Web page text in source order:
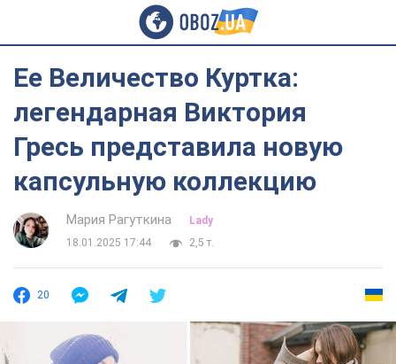
Ее Величество Куртка:
легендарная Виктория
Гресь представила новую
капсульную коллекцию
Мария Рагуткина
Lady
18.01.2025 17:44
2,5 т.
20